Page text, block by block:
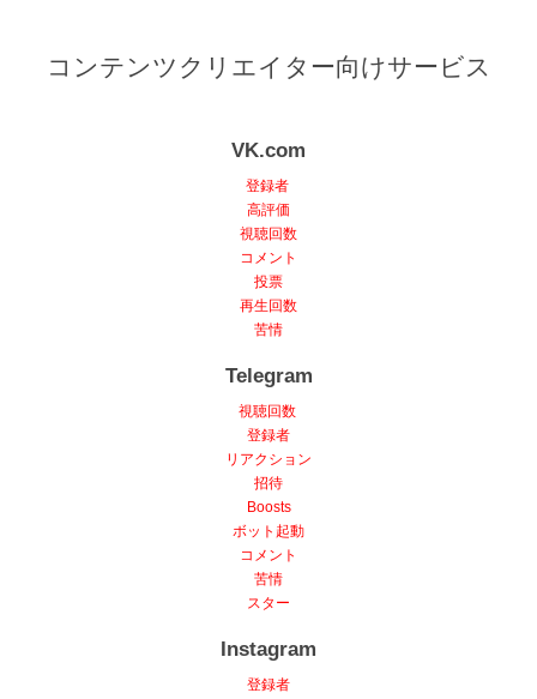
コンテンツクリエイター向けサービス
VK.com
登録者
高評価
視聴回数
コメント
投票
再生回数
苦情
Telegram
視聴回数
登録者
リアクション
招待
Boosts
ボット起動
コメント
苦情
スター
Instagram
登録者